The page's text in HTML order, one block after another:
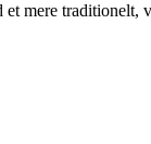
mere traditionelt,